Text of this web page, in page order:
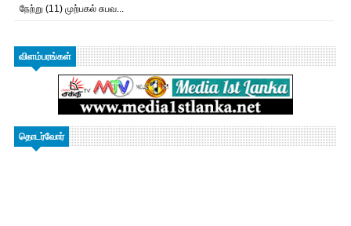
நேற்று (11) முற்பகல் சுபவ...
விளம்பரங்கள்
தொடர்வோர்